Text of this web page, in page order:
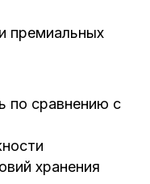
премиальных
по сравнению с
хранения